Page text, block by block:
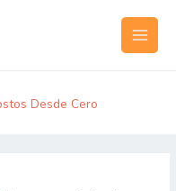
Desde Cero